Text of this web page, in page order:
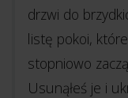
drzwi do
listę pokoi,
stopniowo
Usunąłeś je i